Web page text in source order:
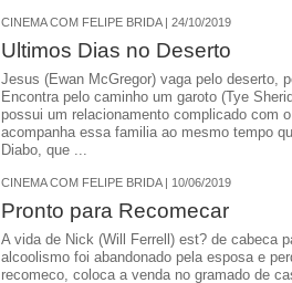
CINEMA COM FELIPE BRIDA | 24/10/2019
Ultimos Dias no Deserto
Jesus (Ewan McGregor) vaga pelo deserto,
Encontra pelo caminho um garoto (Tye
possui um relacionamento complicado com
acompanha essa familia ao mesmo tempo
Diabo, que ...
CINEMA COM FELIPE BRIDA | 10/06/2019
Pronto para Recomecar
A vida de Nick (Will Ferrell) est? de cabeca
alcoolismo foi abandonado pela esposa e
recomeco, coloca a venda no gramado de